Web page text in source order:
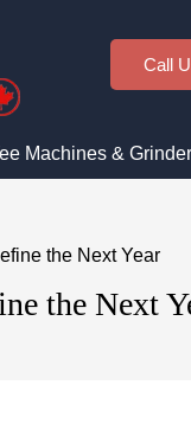
Call
Machines &
the Next Year
the Next